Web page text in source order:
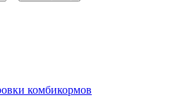
комбикормов